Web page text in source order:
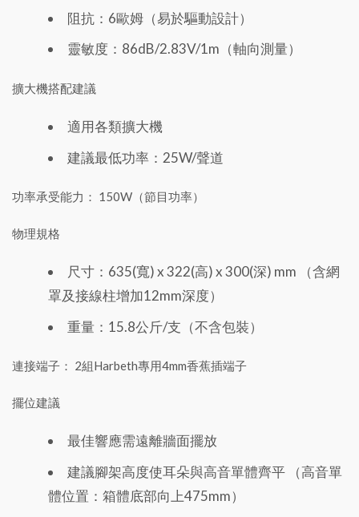
阻抗：6歐姆（易於驅動設計）
靈敏度：86dB/2.83V/1m（軸向測量）
擴大機搭配建議
適用各類擴大機
建議最低功率：25W/聲道
功率承受能力： 150W（節目功率）
物理規格
尺寸：635(寬) x 322(高) x 300(深) mm （含網
罩及接線柱增加12mm深度）
重量：15.8公斤/支（不含包裝）
連接端子： 2組Harbeth專用4mm香蕉插端子
擺位建議
最佳響應需遠離牆面擺放
建議腳架高度使耳朵與高音單體齊平 （高音單
體位置：箱體底部向上475mm）